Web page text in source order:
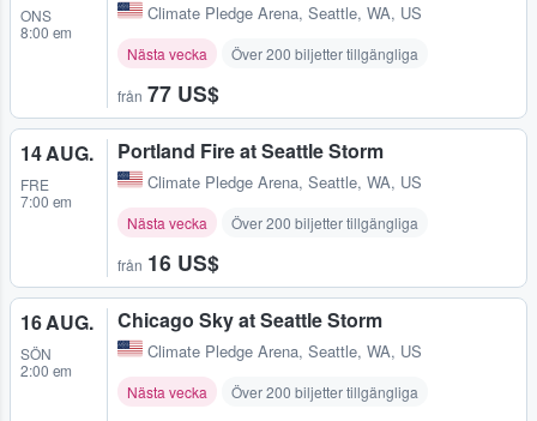
ONS
8:00 em
Climate Pledge Arena, Seattle, WA, US
Nästa vecka Över 200 biljetter tillgängliga
från 77 US$
14 AUG.
FRE
7:00 em
Portland Fire at Seattle Storm
Climate Pledge Arena, Seattle, WA, US
Nästa vecka Över 200 biljetter tillgängliga
från 16 US$
16 AUG.
SÖN
2:00 em
Chicago Sky at Seattle Storm
Climate Pledge Arena, Seattle, WA, US
Nästa vecka Över 200 biljetter tillgängliga